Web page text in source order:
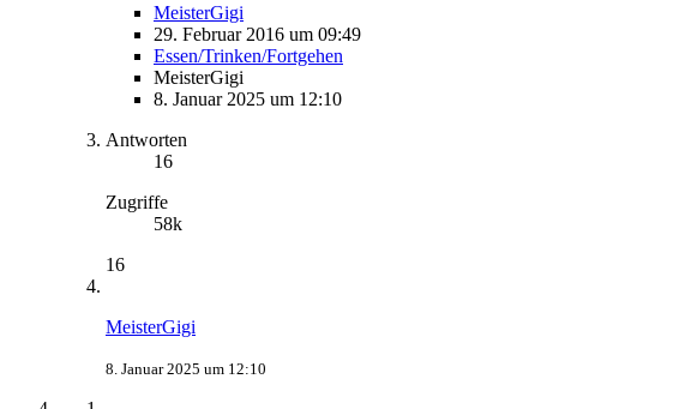
MeisterGigi
29. Februar 2016 um 09:49
Essen/Trinken/Fortgehen
MeisterGigi
8. Januar 2025 um 12:10
Antworten
16
Zugriffe
58k
16
MeisterGigi
8. Januar 2025 um 12:10